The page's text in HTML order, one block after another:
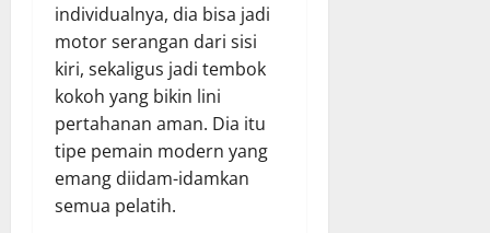
individualnya, dia bisa jadi
motor serangan dari sisi
kiri, sekaligus jadi tembok
kokoh yang bikin lini
pertahanan aman. Dia itu
tipe pemain modern yang
emang diidam-idamkan
semua pelatih.